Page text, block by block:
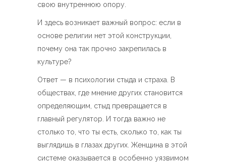
свою внутреннюю опору.
И здесь возникает важный вопрос: если в
основе религии нет этой конструкции,
почему она так прочно закрепилась в
культуре?
Ответ — в психологии стыда и страха. В
обществах, где мнение других становится
определяющим, стыд превращается в
главный регулятор. И тогда важно не
столько то, что ты есть, сколько то, как ты
выглядишь в глазах других. Женщина в этой
системе оказывается в особенно уязвимом